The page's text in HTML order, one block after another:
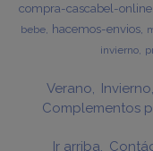
compra-cascabel-online
bebe hacemos-envios
invierno
Verano Invierno
Complementos
Ir arriba